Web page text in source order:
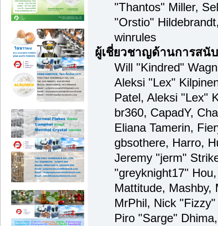
"Thantos" Miller,
"Orstio"
winrules
ผู้เชี่ยวชาญด้านการสนั
Will "Kindred"
Aleksi "Lex"
Patel, Aleksi "Lex"
br360, CapadY,
Eliana Tamerin,
gbsothere, Harro,
Jeremy "jerm"
"greyknight17"
Mattitude, Mashby,
MrPhil, Nick
Piro "Sarge"